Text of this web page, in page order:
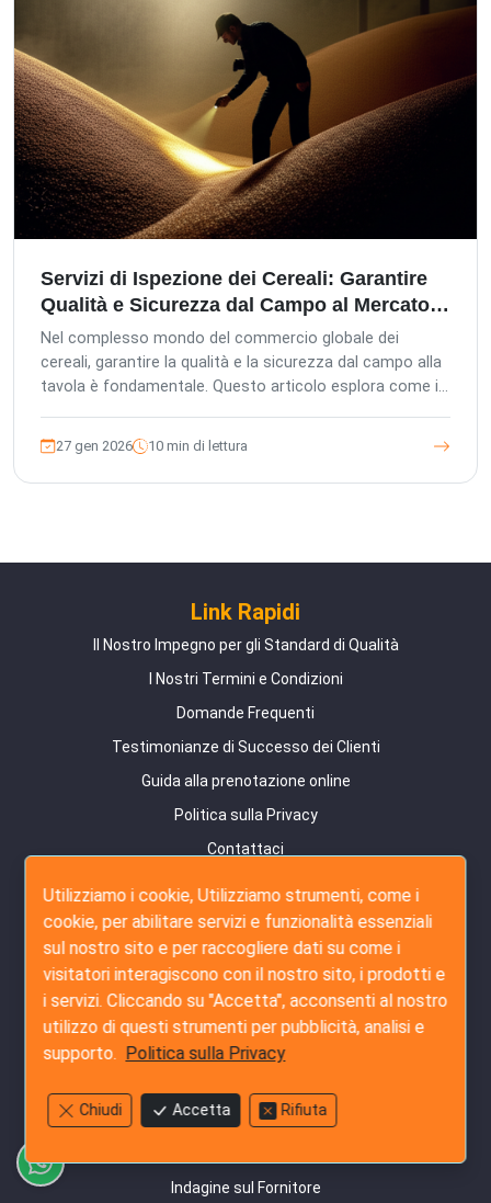
processi di ispezione che garantiscono una garanzia di
qualità rapida e affidabile per i tuoi prodotti alimentari
istantanei dalla produzione alla consegna finale.
Servizi di Ispezione dei Cereali: Garantire
Qualità e Sicurezza dal Campo al Mercato
in Asia
Nel complesso mondo del commercio globale dei
cereali, garantire la qualità e la sicurezza dal campo alla
tavola è fondamentale. Questo articolo esplora come i
parti, come quelli offerti da The Inspection Company
(TIC), siano essenziali per gli acquirenti esteri, gli uffici
acquisti locali e le fabbriche che si approvvigionano in
27 gen 2026 10 min di lettura
Link Rapidi
Il Nostro Impegno per gli Standard di Qualità
I Nostri Termini e Condizioni
Domande Frequenti
Testimonianze di Successo dei Clienti
Guida alla prenotazione online
Politica sulla Privacy
Contattaci
Servizi di Ispezione
Ispezione Pre-Produzione
Ispezione Durante la Produzione
Ispezione Pre-Spedizione
Servizio Amazon FBA
Indagine sul Fornitore
Utilizziamo i cookie, Utilizziamo strumenti, come i
cookie, per abilitare servizi e funzionalità essenziali
sul nostro sito e per raccogliere dati su come i
visitatori interagiscono con il nostro sito, i prodotti e
i servizi. Cliccando su "Accetta", acconsenti al nostro
utilizzo di questi strumenti per pubblicità, analisi e
supporto. Politica sulla Privacy
Chiudi Accetta Rifiuta